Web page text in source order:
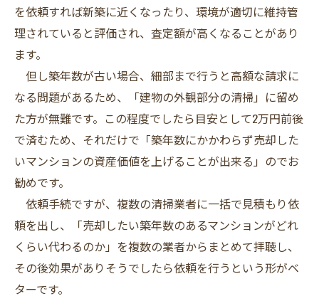
を依頼すれば新築に近くなったり、環境が適切に維持管
理されていると評価され、査定額が高くなることがあり
ます。
但し築年数が古い場合、細部まで行うと高額な請求に
なる問題があるため、「建物の外観部分の清掃」に留め
た方が無難です。この程度でしたら目安として2万円前後
で済むため、それだけで「築年数にかかわらず売却した
いマンションの資産価値を上げることが出来る」のでお
勧めです。
依頼手続ですが、複数の清掃業者に一括で見積もり依
頼を出し、「売却したい築年数のあるマンションがどれ
くらい代わるのか」を複数の業者からまとめて拝聴し、
その後効果がありそうでしたら依頼を行うという形がベ
ターです。